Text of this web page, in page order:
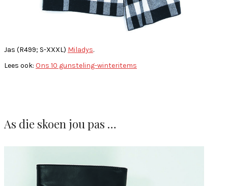
Jas (R499; S-XXXL) Miladys.
Lees ook: Ons 10 gunsteling-winteritems
As die skoen jou pas …